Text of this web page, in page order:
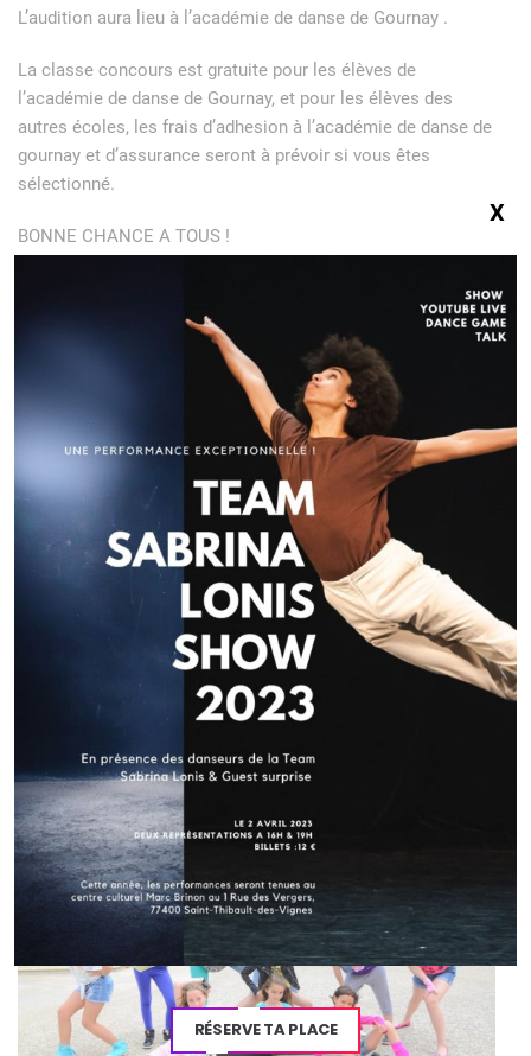
L’audition aura lieu à l’académie de danse de Gournay .
La classe concours est gratuite pour les élèves de
l’académie de danse de Gournay, et pour les élèves des
autres écoles, les frais d’adhesion à l’académie de danse de
gournay et d’assurance seront à prévoir si vous êtes
sélectionné.
BONNE CHANCE A TOUS !
Navigation
de
l’article
Article précédent
Naomie dans Disney Dance Talent sur
Disney Chanel à partir du 25 septembre 2013
!
RÉSERVE TA PLACE
X